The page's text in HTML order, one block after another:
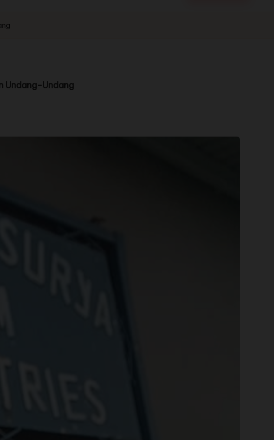
Undang-Undang